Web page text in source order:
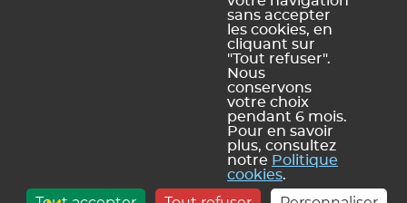
Vous ne trouvez pas de réponse à votre question ?
Contactez notre assistance
Mentions légales et Conditions générales d'utilisation| Politique de
Conditions générales de vente
Index Éducation
info@index-education.fr
sans accepter
les cookies, en
cliquant sur
"Tout refuser".
Nous
conservons
votre choix
pendant 6 mois.
Pour en savoir
plus, consultez
notre Politique
cookies.